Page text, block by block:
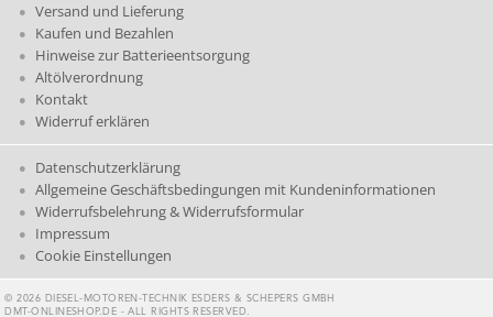
Versand und Lieferung
Kaufen und Bezahlen
Hinweise zur Batterieentsorgung
Altölverordnung
Kontakt
Widerruf erklären
Datenschutzerklärung
Allgemeine Geschäftsbedingungen mit Kundeninformationen
Widerrufsbelehrung & Widerrufsformular
Impressum
Cookie Einstellungen
© 2026 DIESEL-MOTOREN-TECHNIK ESDERS & SCHEPERS GMBH
DMT-ONLINESHOP.DE - ALL RIGHTS RESERVED.